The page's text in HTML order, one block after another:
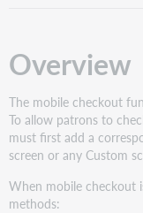
Overview
The mobile checkout
To allow patrons to
must first add a
screen or any Custom
When mobile checkout
methods: